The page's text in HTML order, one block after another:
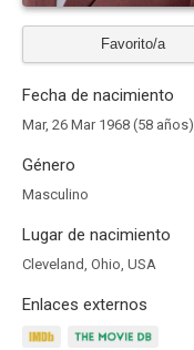
Favorito/a
Fecha de nacimiento
Mar, 26 Mar 1968 (58 años)
Género
Masculino
Lugar de nacimiento
Cleveland, Ohio, USA
Enlaces externos